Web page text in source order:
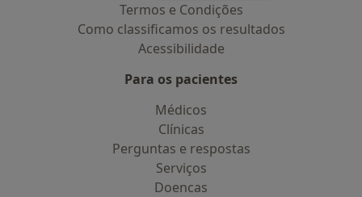
Termos e Condições
Como classificamos os resultados
Acessibilidade
Para os pacientes
Médicos
Clínicas
Perguntas e respostas
Serviços
Doencas